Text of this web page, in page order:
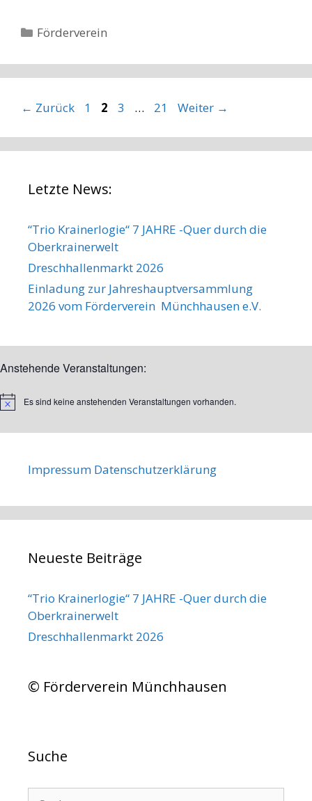
Kategorien
Förderverein
← Zurück Seite
1 Seite
2 Seite
3 … Seite
21 Weiter →
Letzte News:
“Trio Krainerlogie“ 7 JAHRE -Quer durch die
Oberkrainerwelt
Dreschhallenmarkt 2026
Einladung zur Jahreshauptversammlung
2026 vom Förderverein Münchhausen e.V.
Anstehende Veranstaltungen:
H
Es sind keine anstehenden Veranstaltungen vorhanden.
Impressum Datenschutzerklärung
Neueste Beiträge
“Trio Krainerlogie“ 7 JAHRE -Quer durch die
Oberkrainerwelt
Dreschhallenmarkt 2026
© Förderverein Münchhausen
Suche